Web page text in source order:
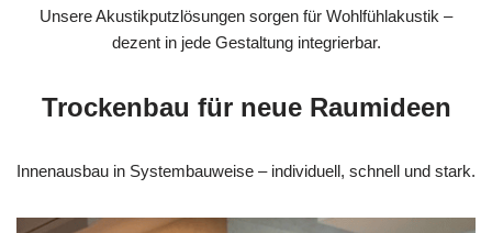
Unsere Akustikputzlösungen sorgen für Wohlfühlakustik –
dezent in jede Gestaltung integrierbar.
Trockenbau für neue Raumideen
Innenausbau in Systembauweise – individuell, schnell und stark.